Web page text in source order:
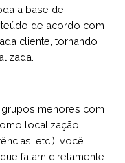
a base de
de acordo com
cliente, tornando
menores com
localização,
etc.), você
falam diretamente